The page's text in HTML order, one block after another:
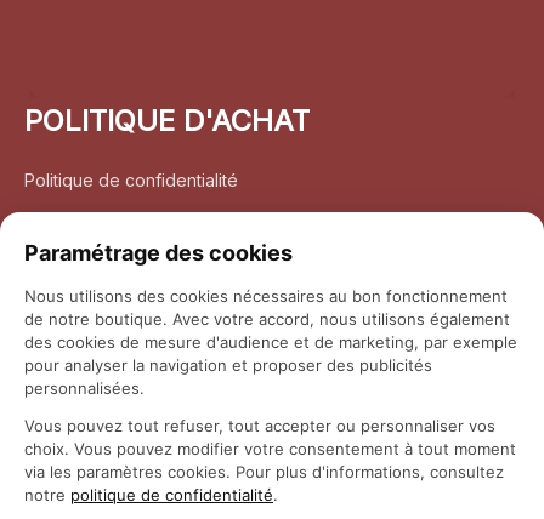
POLITIQUE D'ACHAT
Politique de confidentialité
Politique de retour et remboursement
Coordonnées
Questions fréquemment posées
Paramétrage des cookies
Nous utilisons des cookies nécessaires au bon fonctionnement
de notre boutique. Avec votre accord, nous utilisons également
des cookies de mesure d'audience et de marketing, par exemple
pour analyser la navigation et proposer des publicités
personnalisées.
Vous pouvez tout refuser, tout accepter ou personnaliser vos
choix. Vous pouvez modifier votre consentement à tout moment
via les paramètres cookies. Pour plus d'informations, consultez
notre politique de confidentialité.